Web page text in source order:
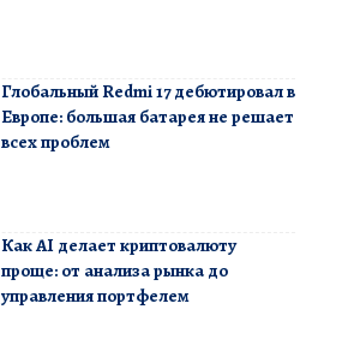
Глобальный Redmi 17 дебютировал в
Европе: большая батарея не решает
всех проблем
Как AI делает криптовалюту
проще: от анализа рынка до
управления портфелем